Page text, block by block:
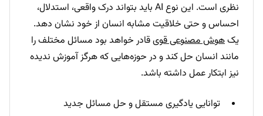
نظری است. این نوع AI باید بتواند درک واقعی، استدلال،
احساس و حتی خلاقیت مشابه انسان از خود نشان دهد.
یکهوش مصنوعی قویقادر خواهد بود مسائل مختلف را
مانند انسان حل کند و در حوزه‌هایی که هرگز آموزش ندیده
نیز ابتکار عمل داشته باشد.
توانایی یادگیری مستقل و حل مسائل جدید